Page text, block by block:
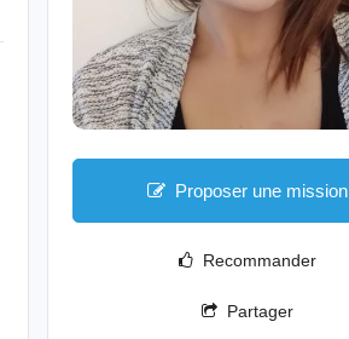
Proposer une mission
Recommander
Partager